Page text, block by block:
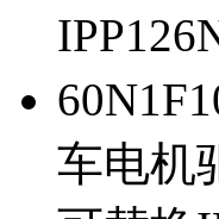
车电机